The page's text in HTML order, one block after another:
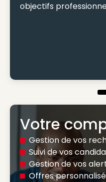
objectifs
Votre
Gestion de vos
Suivi de vos
Gestion de vos
Offres